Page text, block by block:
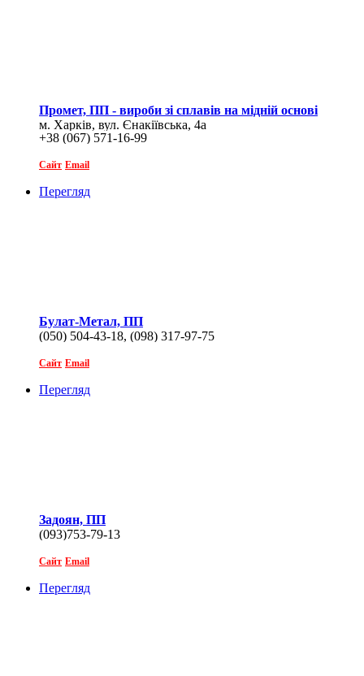
Промет, ПП - вироби зі сплавів на мідній основі
м. Харків, вул. Єнакіївська, 4а
+38 (067) 571-16-99
Сайт Email
Перегляд
Булат-Метал, ПП
(050) 504-43-18, (098) 317-97-75
Сайт Email
Перегляд
Задоян, ПП
(093)753-79-13
Сайт Email
Перегляд